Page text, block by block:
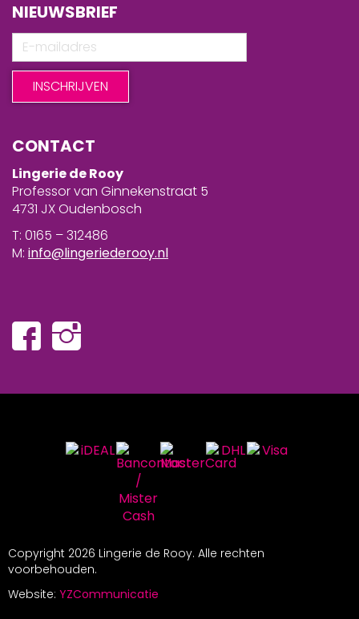
NIEUWSBRIEF
CONTACT
Lingerie de Rooy
Professor van Ginnekenstraat 5
4731 JX Oudenbosch
T: 0165 – 312486
M: info@lingeriederooy.nl
Copyright 2026 Lingerie de Rooy. Alle rechten
voorbehouden.
Website: YZCommunicatie